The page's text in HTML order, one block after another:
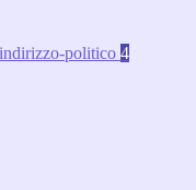
politico 4